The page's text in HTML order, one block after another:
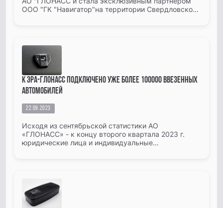
ООО "ГК "Навигатор"на территории Свердловской
К ЭРА-ГЛОНАСС подключено уже более 100000 ввезенных
автомобилей
22.09.2023
Исходя из сентябрьской статистики АО
«ГЛОНАСС» - к концу второго квартала 2023 г.
юридические лица и индивидуальные